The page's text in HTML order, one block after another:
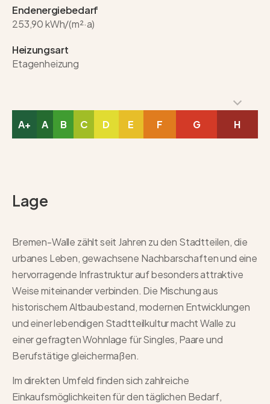
Endenergiebedarf
253,90 kWh/(m²·a)
Heizungsart
Etagenheizung
A+ A B C D E F G H
Lage
Bremen-Walle zählt seit Jahren zu den Stadtteilen, die
urbanes Leben, gewachsene Nachbarschaften und eine
hervorragende Infrastruktur auf besonders attraktive
Weise miteinander verbinden. Die Mischung aus
historischem Altbaubestand, modernen Entwicklungen
und einer lebendigen Stadtteilkultur macht Walle zu
einer gefragten Wohnlage für Singles, Paare und
Berufstätige gleichermaßen.
Im direkten Umfeld finden sich zahlreiche
Einkaufsmöglichkeiten für den täglichen Bedarf,